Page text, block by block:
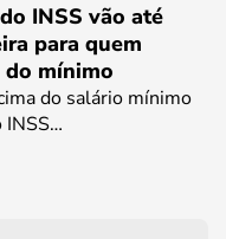
INSS vão até
para quem
do mínimo
do salário mínimo
INSS…